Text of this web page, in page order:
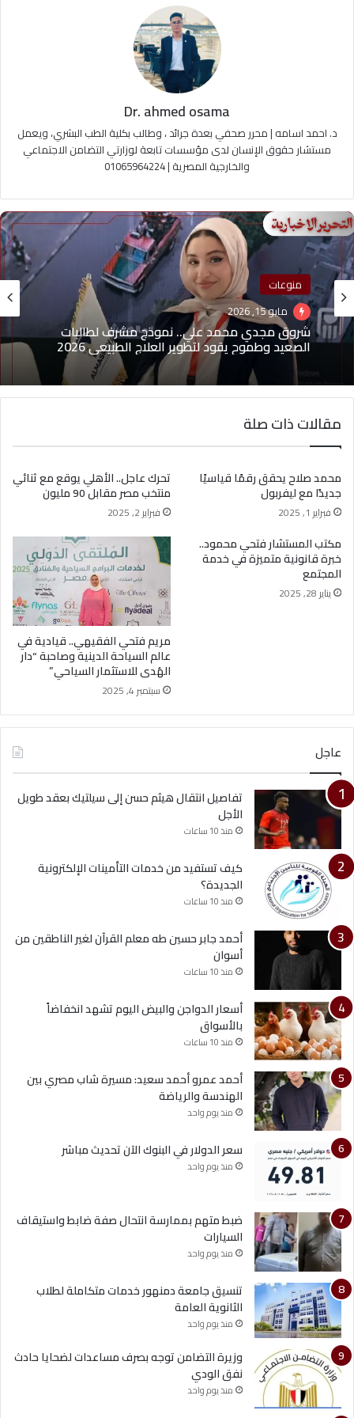
Dr. ahmed osama
د. احمد اسامه | محرر صحفي بعدة جرائد ، وطالب بكلية الطب البشري، ويعمل
مستشار حقوق الإنسان لدى مؤسسات تابعة لوزارتي التضامن الاجتماعي
والخارجية المصرية | 01065964224
منوعات
مايو 15, 2026
شروق مجدي محمد علي.. نموذج مشرف لطالبات
الصعيد وطموح يقود لتطوير العلاج الطبيعي 2026
مقالات ذات صلة
محمد صلاح يحقق رقمًا قياسيًا
جديدًا مع ليفربول
فبراير 1, 2025
تحرك عاجل.. الأهلي يوقع مع ثنائي
منتخب مصر مقابل 90 مليون
فبراير 2, 2025
مكتب المستشار فتحي محمود..
خبرة قانونية متميزة في خدمة
المجتمع
يناير 28, 2025
مريم فتحي الفقيهي.. قيادية في
عالم السياحة الدينية وصاحبة “دار
الهُدى للاستثمار السياحي”
سبتمبر 4, 2025
عاجل
تفاصيل انتقال هيثم حسن إلى سيلتيك بعقد طويل
الأجل
منذ 10 ساعات
كيف تستفيد من خدمات التأمينات الإلكترونية
الجديدة؟
منذ 10 ساعات
أحمد جابر حسين طه معلم القرآن لغير الناطقين من
أسوان
منذ 10 ساعات
أسعار الدواجن والبيض اليوم تشهد انخفاضاً
بالأسواق
منذ 10 ساعات
أحمد عمرو أحمد سعيد: مسيرة شاب مصري بين
الهندسة والرياضة
منذ يوم واحد
سعر الدولار في البنوك الآن تحديث مباشر
منذ يوم واحد
ضبط متهم بممارسة انتحال صفة ضابط واستيقاف
السيارات
منذ يوم واحد
تنسيق جامعة دمنهور خدمات متكاملة لطلاب
الثانوية العامة
منذ يوم واحد
وزيرة التضامن توجه بصرف مساعدات لضحايا حادث
نفق الودي
منذ يوم واحد